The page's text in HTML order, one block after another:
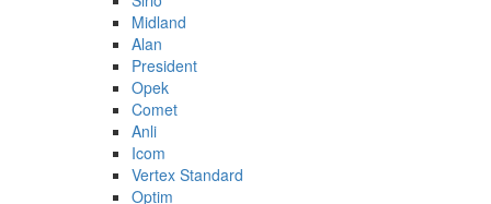
Midland
Alan
President
Opek
Comet
Anli
Icom
Vertex Standard
Optim